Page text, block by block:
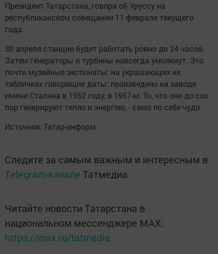
Президент Татарстана, говоря об Уруссу на
республиканском совещании 11 февраля текущего
года.
30 апреля станция будет работать ровно до 24 часов.
Затем генераторы и турбины навсегда умолкнут. Это
почти музейные экспонаты: на украшающих их
табличках говорящие даты: произведено на заводе
имени Сталина в 1952 году, в 1957-м. То, что они до сих
пор генерируют тепло и энергию, - само по себе чудо.
Источник: Татар-информ
Следите за самым важным и интересным в
Telegram-канале Татмедиа
Читайте новости Татарстана в
национальном мессенджере MАХ:
https://max.ru/tatmedia